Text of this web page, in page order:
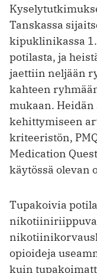
Tanskassa
kipuklinikassa
potilasta, ja
jaettiin neljään
kahteen
mukaan.
kehittymiseen
kriteeristön,
Medication
käytössä olevan
Tupakoivia
opioideja
kuin